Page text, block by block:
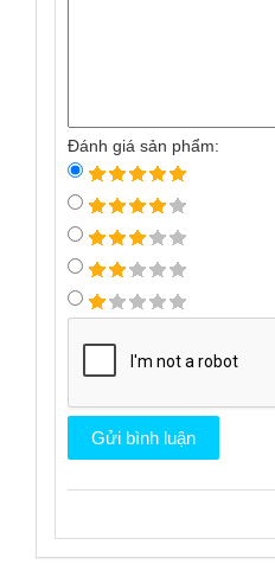
Đánh giá sản phẩm: